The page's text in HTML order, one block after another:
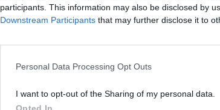
participants. This information may also be disclosed by
Downstream Participants that may further disclose it to
Personal Data Processing Opt Outs
I want to opt-out of the Sharing of my personal data.
Opted In